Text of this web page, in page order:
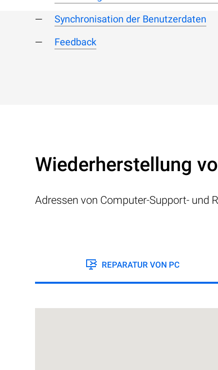
Synchronisation der Benutzerdaten
Feedback
Wiederherstellung
Adressen von Computer-Support- und
REPARATUR VON PC